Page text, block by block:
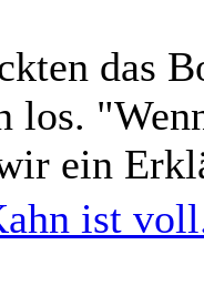
das
los.
ein